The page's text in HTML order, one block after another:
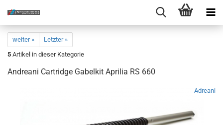
weiter »
Letzter »
5 Artikel in dieser Kategorie
Andreani Cartridge Gabelkit Aprilia RS 660
Adreani